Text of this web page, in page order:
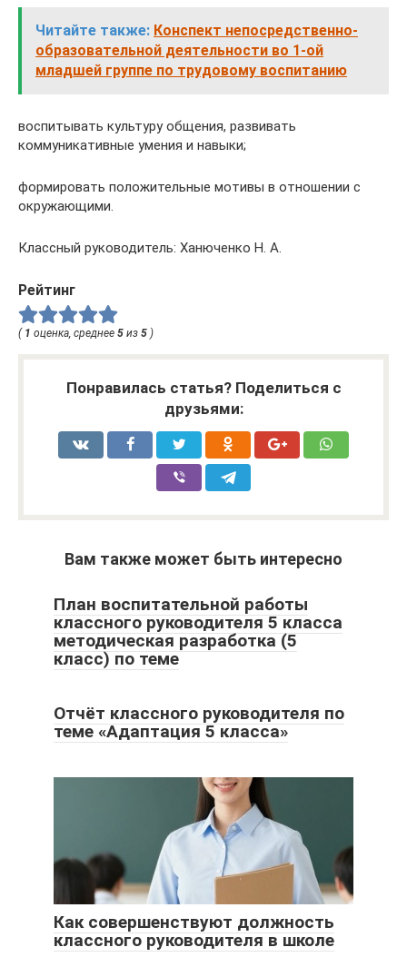
Читайте также: Конспект непосредственно-
образовательной деятельности во 1-ой
младшей группе по трудовому воспитанию
воспитывать культуру общения, развивать
коммуникативные умения и навыки;
формировать положительные мотивы в отношении с
окружающими.
Классный руководитель: Ханюченко Н. А.
Рейтинг
( 1 оценка, среднее 5 из 5 )
Понравилась статья? Поделиться с
друзьями:
Вам также может быть интересно
План воспитательной работы
классного руководителя 5 класса
методическая разработка (5
класс) по теме
Отчёт классного руководителя по
теме «Адаптация 5 класса»
Как совершенствуют должность
классного руководителя в школе